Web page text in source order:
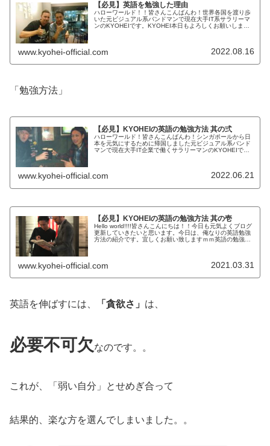
【必見】英語を勉強した理由
ハローワールド！！皆さんこんばんわ！世界各国を渡り歩
いた元ビジュアル系バンドマンで現在大手IT系サラリーマ
ンのKYOHEIです。KYOHEI本日もよろしくお願いしま
www.kyohei-official.com 2022.08.16
「勉強方法」
【必見】KYOHEIの英語の勉強方法 其の弍
ハローワールド！皆さんこんばんわ！シンガポールから日
本を元気にするために帰国しました元ビジュアル系バンド
マンで現在大手IT企業で働くサラリーマンのKYOHEIで
www.kyohei-official.com 2022.06.21
【必見】KYOHEIの英語の勉強方法 其の壱
Hello world!!!!皆さんこんにちは！！今日も元気よくブログ
更新していきたいと思います。今日は、俺なりの英語勉強
方法の紹介です。宜しくお願い致しますｍｍ英語の勉強方
www.kyohei-official.com 2021.03.31
英語を伸ばすには、 「貪欲さ」 は、
必要不可欠なのです。。
これが、「弱い自分」とせめぎ合って
結果的、楽な方を選んでしまいました。。